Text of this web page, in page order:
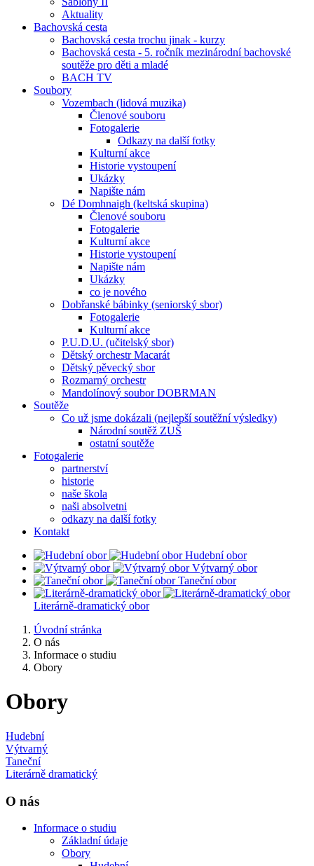
Aktuality
Bachovská cesta
Bachovská cesta trochu jinak - kurzy
Bachovská cesta - 5. ročník mezinárodní bachovské
soutěže pro děti a mladé
BACH TV
Soubory
Vozembach (lidová muzika)
Členové souboru
Fotogalerie
Odkazy na další fotky
Kulturní akce
Historie vystoupení
Ukázky
Napište nám
Dé Domhnaigh (keltská skupina)
Členové souboru
Fotogalerie
Kulturní akce
Historie vystoupení
Napište nám
Ukázky
co je nového
Dobřanské bábinky (seniorský sbor)
Fotogalerie
Kulturní akce
P.U.D.U. (učitelský sbor)
Dětský orchestr Macarát
Dětský pěvecký sbor
Rozmarný orchestr
Mandolínový soubor DOBRMAN
Soutěže
Co už jsme dokázali (nejlepší soutěžní výsledky)
Národní soutěž ZUŠ
ostatní soutěže
Fotogalerie
partnerství
historie
naše škola
naši absolvetni
odkazy na další fotky
Kontakt
Hudební obor
Výtvarný obor
Taneční obor
Literárně-dramatický obor
Úvodní stránka
O nás
Informace o studiu
Obory
Obory
Hudební
Výtvarný
Taneční
Literárně dramatický
O nás
Informace o studiu
Základní údaje
Obory